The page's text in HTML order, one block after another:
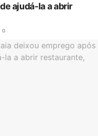
ajudá-la a abrir
0